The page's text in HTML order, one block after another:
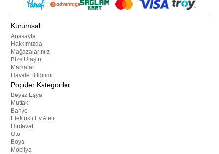
Kurumsal
Anasayfa
Hakkımızda
Mağazalarımız
Bize Ulaşın
Markalar
Havale Bildirimi
Popüler Kategoriler
Beyaz Eşya
Mutfak
Banyo
Elektrikli Ev Aleti
Hırdavat
Oto
Boya
Mobilya